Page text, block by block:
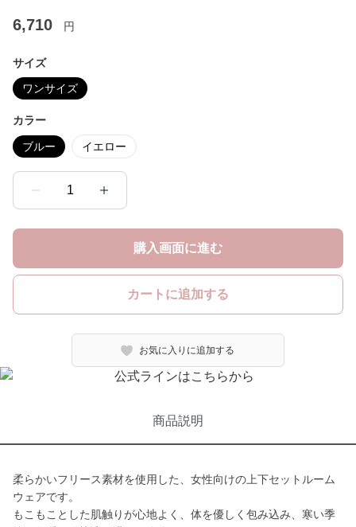
6,710 円
サイズ
ワンサイズ
カラー
ブルー イエロー
1
購入画面に進む
カートに追加する
お気に入りに追加する
商品説明
柔らかいフリース素材を使用した、女性向けの上下セットルーム
ウェアです。
もこもことした肌触りが心地よく、体を優しく包み込み、寒い季